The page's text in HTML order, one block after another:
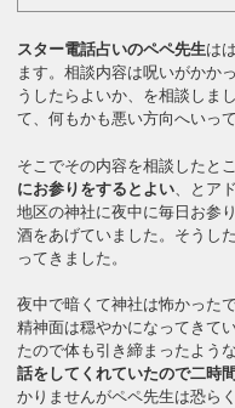
スター電話占いのペペ先生は
ます。相談内容は呪いがかか
うしたらよいか、を相談しま
て、何もかも悪い方向へいっ
そこでその内容を相談したと
にお参りをするとよい 、とア
地区の神社に夜中に毎日お参
酒をあげていました。そうし
ってきました。
夜中で暗くて神社は怖かった
精神面は穏やかになってきて
たので体も引き締まったよう
話をしてくれていたので二時
かりませんがペペ先生は恐ら